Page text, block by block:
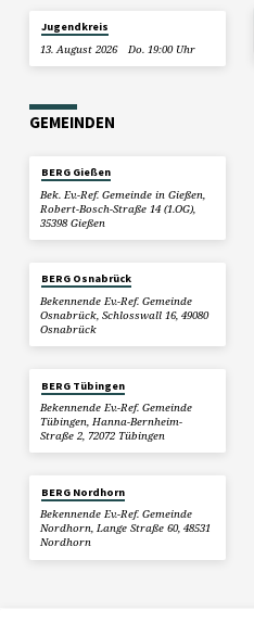
Jugendkreis
13. August 2026
Do. 19:00 Uhr
GEMEINDEN
BERG Gießen
Bek. Ev.-Ref. Gemeinde in Gießen,
Robert-Bosch-Straße 14 (1.OG),
35398 Gießen
BERG Osnabrück
Bekennende Ev.-Ref. Gemeinde
Osnabrück, Schlosswall 16, 49080
Osnabrück
BERG Tübingen
Bekennende Ev.-Ref. Gemeinde
Tübingen, Hanna-Bernheim-
Straße 2, 72072 Tübingen
BERG Nordhorn
Bekennende Ev.-Ref. Gemeinde
Nordhorn, Lange Straße 60, 48531
Nordhorn